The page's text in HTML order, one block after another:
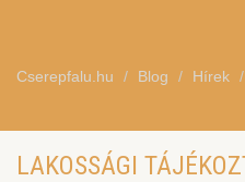
Cserepfalu.hu Blog Hírek
LAKOSSÁGI